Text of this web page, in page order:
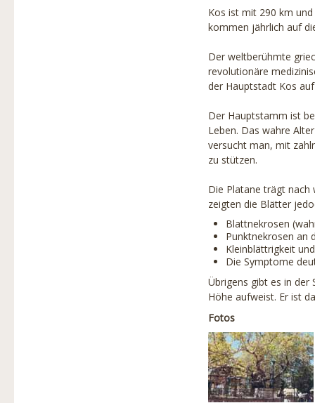
Kos ist mit 290 km
kommen jährlich auf
Der weltberühmte
revolutionäre
der Hauptstadt Kos
Der Hauptstamm ist
Leben. Das wahre
versucht man, mit
zu stützen.
Die Platane trägt nach
zeigten die Blätter
Blattnekrosen
Punktnekrosen an
Kleinblättrigkeit
Die Symptome
Übrigens gibt es in der
Höhe aufweist. Er ist
Fotos